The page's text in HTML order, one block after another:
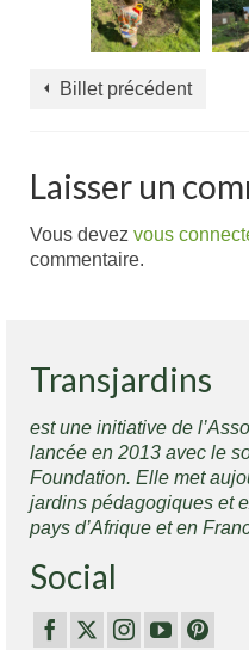
Billet précédent
Laisser un
Vous devez vous
commentaire.
Transjardins
est une initiative de
lancée en 2013 avec le
Foundation. Elle met
jardins pédagogiques et
pays d’Afrique et en
Social